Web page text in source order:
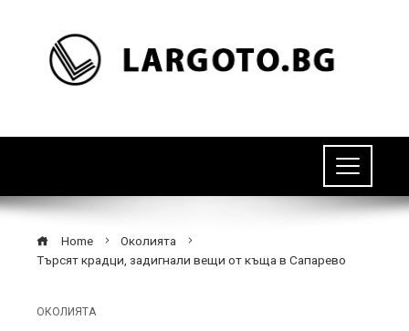
Home
Околията
Търсят крадци, задигнали вещи от къща в Сапарево
ОКОЛИЯТА